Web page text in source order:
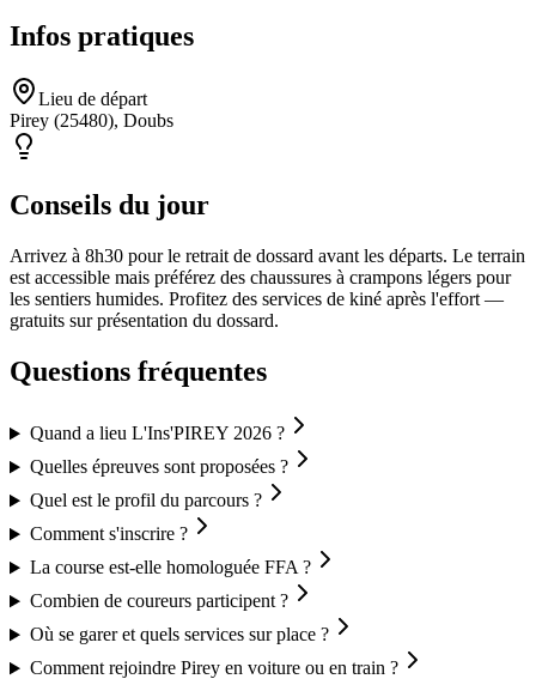
Infos pratiques
Lieu de départ
Pirey (25480), Doubs
Conseils du jour
Arrivez à 8h30 pour le retrait de dossard avant les départs. Le terrain
est accessible mais préférez des chaussures à crampons légers pour
les sentiers humides. Profitez des services de kiné après l'effort —
gratuits sur présentation du dossard.
Questions fréquentes
Quand a lieu L'Ins'PIREY 2026 ?
Quelles épreuves sont proposées ?
Quel est le profil du parcours ?
Comment s'inscrire ?
La course est-elle homologuée FFA ?
Combien de coureurs participent ?
Où se garer et quels services sur place ?
Comment rejoindre Pirey en voiture ou en train ?